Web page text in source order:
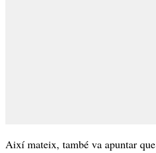
Així mateix, també va apuntar que